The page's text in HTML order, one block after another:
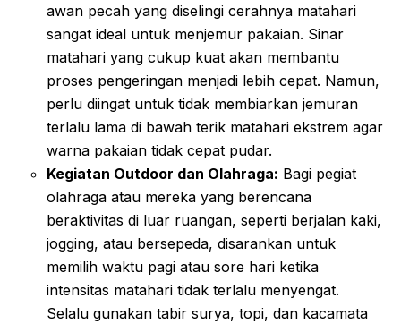
awan pecah yang diselingi cerahnya matahari
sangat ideal untuk menjemur pakaian. Sinar
matahari yang cukup kuat akan membantu
proses pengeringan menjadi lebih cepat. Namun,
perlu diingat untuk tidak membiarkan jemuran
terlalu lama di bawah terik matahari ekstrem agar
warna pakaian tidak cepat pudar.
Kegiatan Outdoor dan Olahraga: Bagi pegiat
olahraga atau mereka yang berencana
beraktivitas di luar ruangan, seperti berjalan kaki,
jogging, atau bersepeda, disarankan untuk
memilih waktu pagi atau sore hari ketika
intensitas matahari tidak terlalu menyengat.
Selalu gunakan tabir surya, topi, dan kacamata